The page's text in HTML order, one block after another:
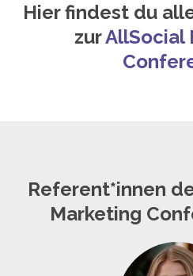
Hier findest du
zurAllSocial
Referent*innen
Marketing